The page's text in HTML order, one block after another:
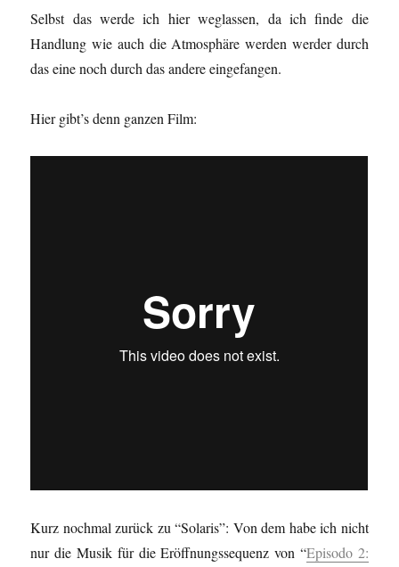
Selbst das werde ich hier weglassen, da ich finde die
Handlung wie auch die Atmosphäre werden werder durch
das eine noch durch das andere eingefangen.
Hier gibt’s denn ganzen Film:
Kurz nochmal zurück zu “Solaris”: Von dem habe ich nicht
nur die Musik für die Eröffnungssequenz von “Episodo 2: